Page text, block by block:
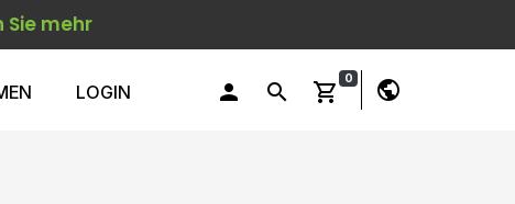
Sie mehr
LOGIN person search shopping_cart
0 public